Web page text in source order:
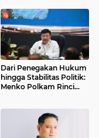
Dari Penegakan Hukum
hingga Stabilitas Politik:
Menko Polkam Rinci